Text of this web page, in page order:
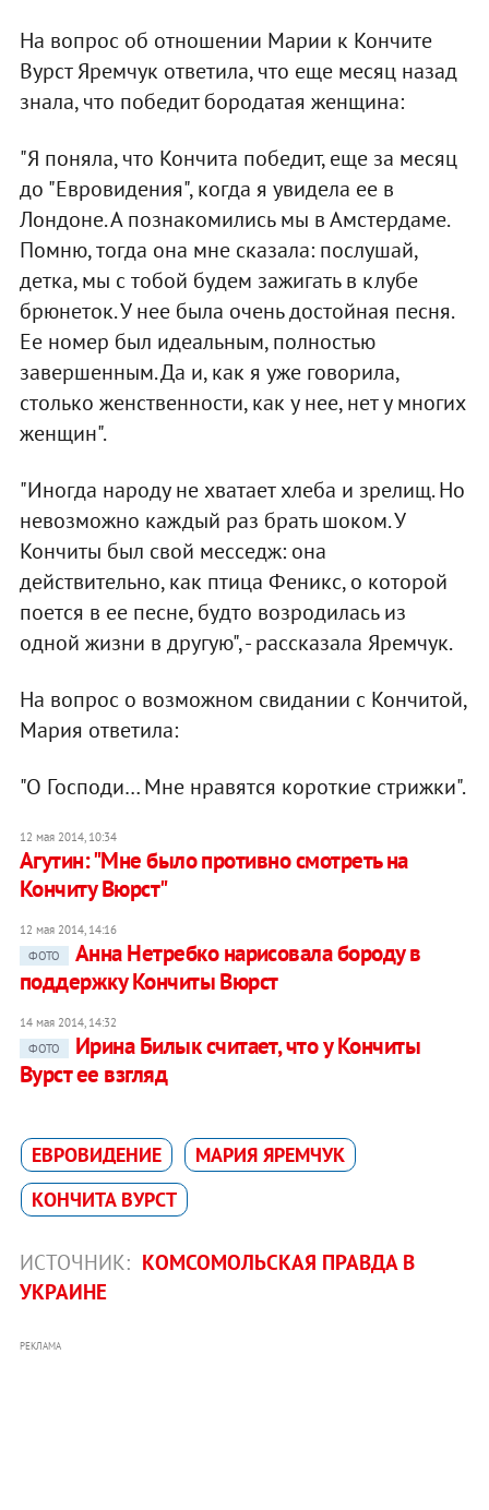
На вопрос об отношении Марии к Кончите
Вурст Яремчук ответила, что еще месяц назад
знала, что победит бородатая женщина:
"Я поняла, что Кончита победит, еще за месяц
до "Евровидения", когда я увидела ее в
Лондоне. А познакомились мы в Амстердаме.
Помню, тогда она мне сказала: послушай,
детка, мы с тобой будем зажигать в клубе
брюнеток. У нее была очень достойная песня.
Ее номер был идеальным, полностью
завершенным. Да и, как я уже говорила,
столько женственности, как у нее, нет у многих
женщин".
"Иногда народу не хватает хлеба и зрелищ. Но
невозможно каждый раз брать шоком. У
Кончиты был свой месседж: она
действительно, как птица Феникс, о которой
поется в ее песне, будто возродилась из
одной жизни в другую", - рассказала Яремчук.
На вопрос о возможном свидании с Кончитой,
Мария ответила:
"О Господи… Мне нравятся короткие стрижки".
12 мая 2014, 10:34
Агутин: "Мне было противно смотреть на
Кончиту Вюрст"
12 мая 2014, 14:16
ФОТО
Анна Нетребко нарисовала бороду в
поддержку Кончиты Вюрст
14 мая 2014, 14:32
ФОТО
Ирина Билык считает, что у Кончиты
Вурст ее взгляд
ЕВРОВИДЕНИЕ
МАРИЯ ЯРЕМЧУК
КОНЧИТА ВУРСТ
ИСТОЧНИК: КОМСОМОЛЬСКАЯ ПРАВДА В
УКРАИНЕ
РЕКЛАМА